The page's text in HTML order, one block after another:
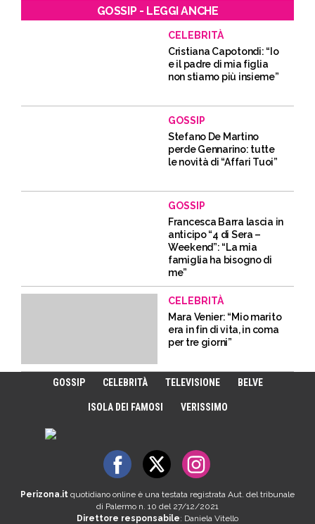
GOSSIP - LEGGI ANCHE
CELEBRITÀ
Cristiana Capotondi: “Io
e il padre di mia figlia
non stiamo più insieme”
GOSSIP
Stefano De Martino
perde Gennarino: tutte
le novità di “Affari Tuoi”
GOSSIP
Francesca Barra lascia in
anticipo “4 di Sera –
Weekend”: “La mia
famiglia ha bisogno di
me”
CELEBRITÀ
Mara Venier: “Mio marito
era in fin di vita, in coma
per tre giorni”
GOSSIP CELEBRITÀ TELEVISIONE BELVE
ISOLA DEI FAMOSI VERISSIMO
Perizona.it quotidiano online è una testata registrata Aut. del tribunale
di Palermo n. 10 del 27/12/2021
Direttore responsabile: Daniela Vitello